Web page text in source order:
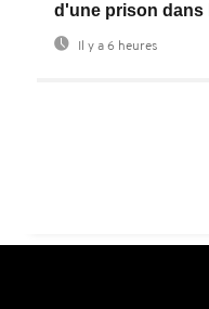
d'une prison dans
Il y a 6 heures